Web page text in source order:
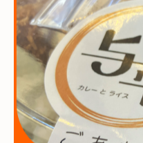
様といい、みなさんスゴ
ボクも更に勉強してイン
なさなければ...
こだわりの内のひとつな
います。